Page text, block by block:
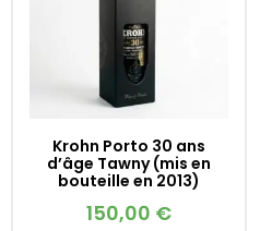
Krohn Porto 30 ans
d’âge Tawny (mis en
bouteille en 2013)
150,00 €